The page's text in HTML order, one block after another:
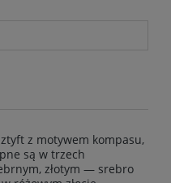
z motywem kompasu,
są w trzech
złotym — srebro